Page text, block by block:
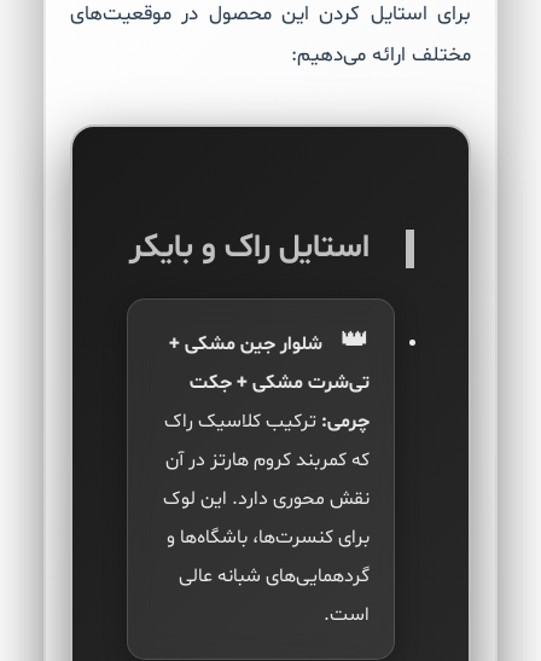
برای استایل کردن این محصول در موقعیت‌های
مختلف ارائه می‌دهیم:
استایل راک و بایکر
شلوار جین مشکی +
تی‌شرت مشکی + جکت
چرمی: ترکیب کلاسیک راک
که کمربند کروم هارتز در آن
نقش محوری دارد. این لوک
برای کنسرت‌ها، باشگاه‌ها و
گردهمایی‌های شبانه عالی
است.